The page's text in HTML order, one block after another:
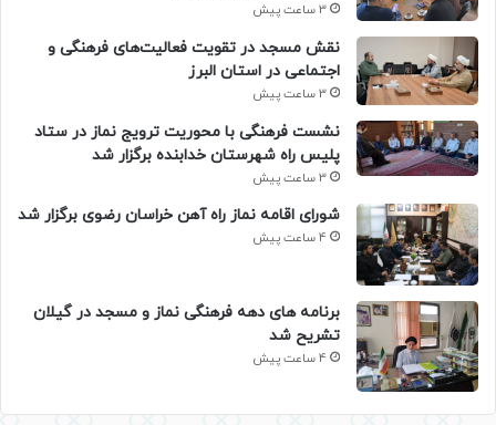
3 ساعت پیش
نقش مسجد در تقویت فعالیت‌های فرهنگی و
اجتماعی در استان البرز
3 ساعت پیش
نشست فرهنگی با محوریت ترویج نماز در ستاد
پلیس راه شهرستان خدابنده برگزار شد
3 ساعت پیش
شورای اقامه نماز راه آهن خراسان رضوی برگزار شد
4 ساعت پیش
برنامه های دهه فرهنگی نماز و مسجد در گیلان
تشریح شد
4 ساعت پیش